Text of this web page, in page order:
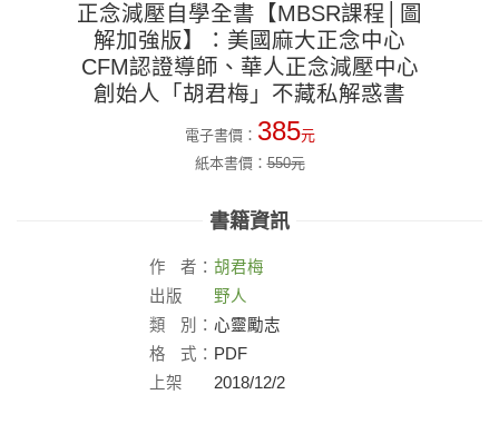
正念減壓自學全書【MBSR課程│圖
解加強版】：美國麻大正念中心
CFM認證導師、華人正念減壓中心
創始人「胡君梅」不藏私解惑書
電子書價： 385元
紙本書價：550元
書籍資訊
作 者： 胡君梅
出版
社：
野人
類
別： 心靈勵志
格
式： PDF
上架
2018/12/2